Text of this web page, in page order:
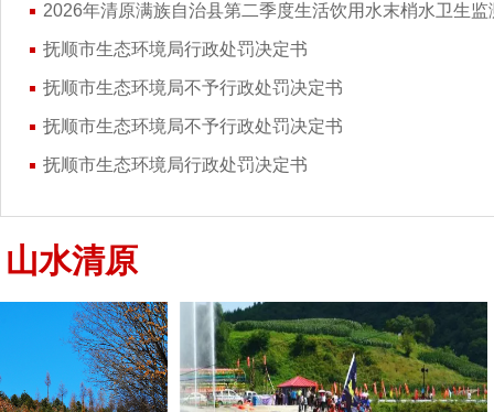
2026年清原满族自治县第二季度生活饮用水末梢水卫生监
抚顺市生态环境局行政处罚决定书
抚顺市生态环境局不予行政处罚决定书
抚顺市生态环境局不予行政处罚决定书
抚顺市生态环境局行政处罚决定书
山水清原